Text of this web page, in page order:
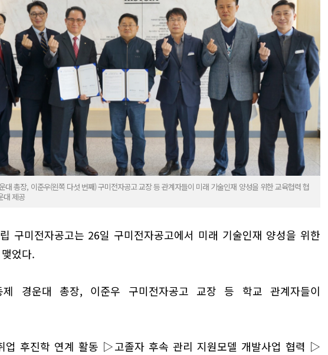
대 총장, 이준우(왼쪽 다섯 번째) 구미전자공고 교장 등 관계자들이 미래 기술인재 양성을 위한 교육협력 협
대 제공
구미전자공고는 26일 구미전자공고에서 미래 기술인재 양성을 위한
었다.
제 경운대 총장, 이준우 구미전자공고 교장 등 학교 관계자들이
후진학 연계 활동 ▷고졸자 후속 관리 지원모델 개발사업 협력 ▷